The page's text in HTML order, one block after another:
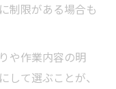
制限がある場合も
や作業内容の明
て選ぶことが、